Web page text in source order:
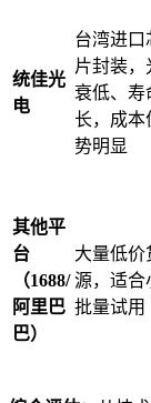
统佳光
电
台湾进口
片封装，
衰低、寿
长，成本
势明显
其他平
台
（1688/
阿里巴
巴）
大量低价
源，适合
批量试用